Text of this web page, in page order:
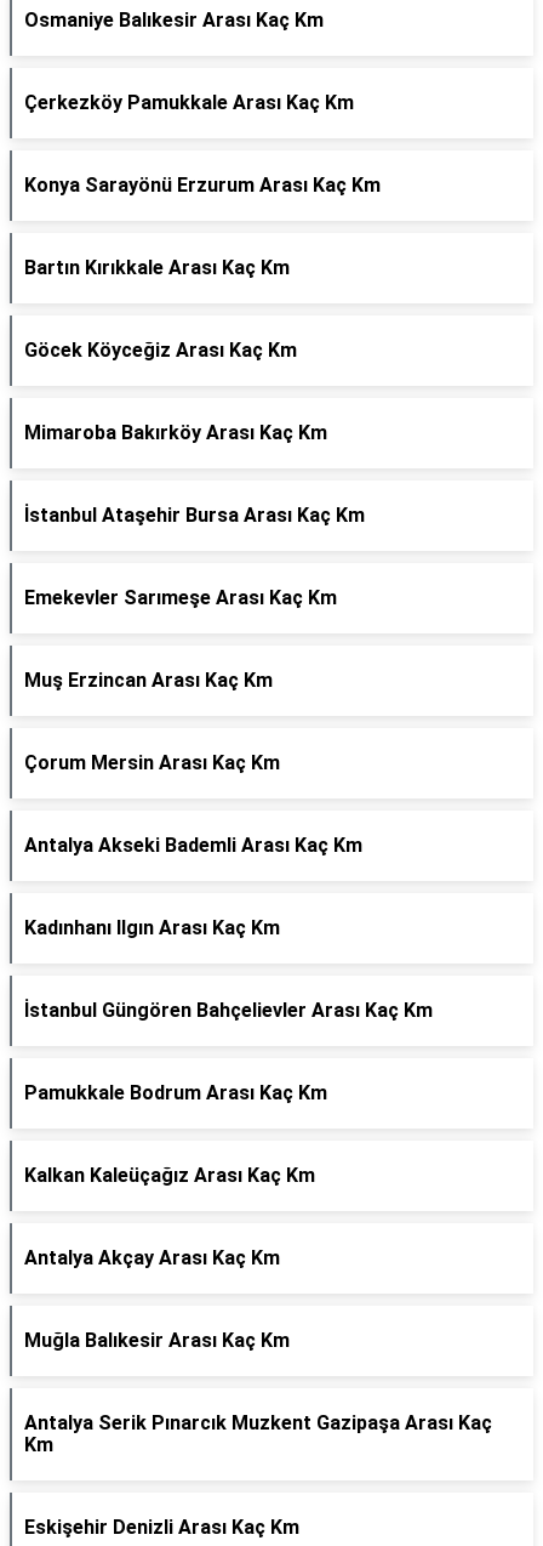
Osmaniye Balıkesir Arası Kaç Km
Çerkezköy Pamukkale Arası Kaç Km
Konya Sarayönü Erzurum Arası Kaç Km
Bartın Kırıkkale Arası Kaç Km
Göcek Köyceğiz Arası Kaç Km
Mimaroba Bakırköy Arası Kaç Km
İstanbul Ataşehir Bursa Arası Kaç Km
Emekevler Sarımeşe Arası Kaç Km
Muş Erzincan Arası Kaç Km
Çorum Mersin Arası Kaç Km
Antalya Akseki Bademli Arası Kaç Km
Kadınhanı Ilgın Arası Kaç Km
İstanbul Güngören Bahçelievler Arası Kaç Km
Pamukkale Bodrum Arası Kaç Km
Kalkan Kaleüçağız Arası Kaç Km
Antalya Akçay Arası Kaç Km
Muğla Balıkesir Arası Kaç Km
Antalya Serik Pınarcık Muzkent Gazipaşa Arası Kaç
Km
Eskişehir Denizli Arası Kaç Km